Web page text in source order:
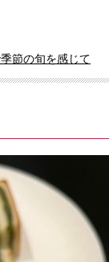
節の旬を感じて